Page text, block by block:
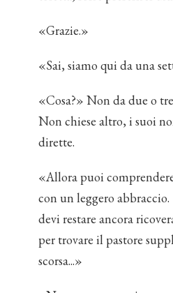
«Grazie.»
«Sai, siamo qui da una
«Cosa?» Non da due o
Non chiese altro, i suoi
dirette.
«Allora puoi
con un leggero
devi restare ancora
per trovare il pastore
scorsa...»